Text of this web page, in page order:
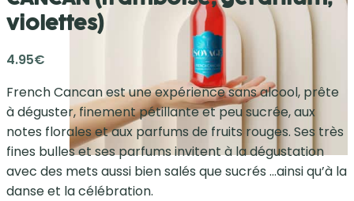
violettes)
4.95€
French Cancan est une expérience sans alcool, prête
à déguster, finement pétillante et peu sucrée, aux
notes florales et aux parfums de fruits rouges. Ses très
fines bulles et ses parfums invitent à la dégustation
avec des mets aussi bien salés que sucrés …ainsi qu’à la
danse et la célébration.